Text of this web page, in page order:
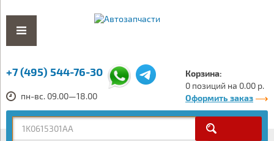
+7 (495) 544-76-30
пн-вс. 09.00—18.00
Корзина:
0 позиций на 0.00 р.
Оформить заказ